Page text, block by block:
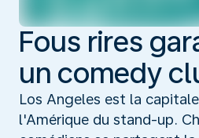
Fous rires
un comedy
Los Angeles est la
l'Amérique du stand-up.